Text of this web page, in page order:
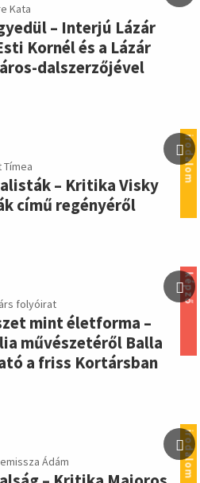
Kata
– Interjú Lázár
Kornél és a Lázár
dalszerzőjével
irodalom
Tímea
– Kritika Visky
című regényéről
képző
folyóirat
mint életforma –
művészetéről Balla
a friss Kortársban
irodalom
Ádám